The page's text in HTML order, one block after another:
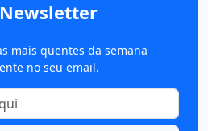
Newsletter
mais quentes da semana
no seu email.